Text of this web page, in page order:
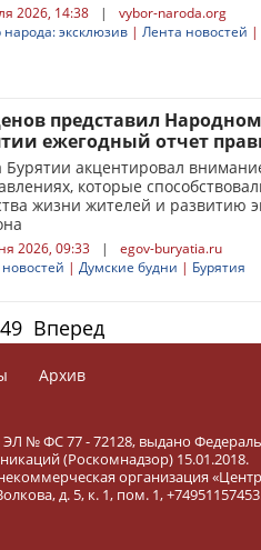
2026, 14:38 |
vybor-naroda.org
эксклюзив | Лента новостей |
представил
ежегодный отчет
Бурятии акцентировал
которые
жизни жителей и развитию
2026, 09:33 |
egov-buryatia.ru
| Думские будни | Бурятия
49 Вперед
Архив
№ ФС 77 - 72128, выдано
(Роскомнадзор) 15.01.2018.
организация
д. 5, к. 1, пом. 1,